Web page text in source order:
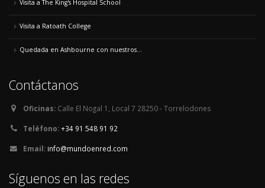
Visita a The King's Hospital School
Visita a Ratoath College
Quedada en Ashbourne con nuestros...
Contáctanos
Oficinas: Calle El Nogal 1, Local 7 28250 - Torrelodones
Teléfono:+34 91 548 91 92
Email: info@mundoenred.com
Síguenos en las redes